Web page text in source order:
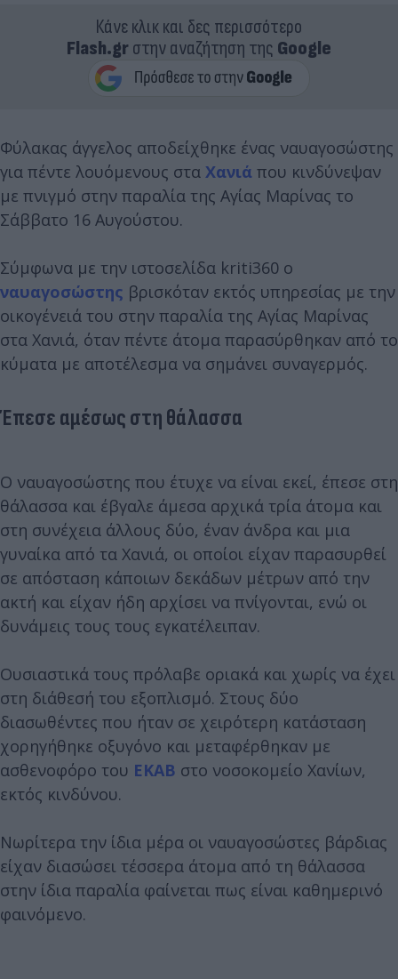
Κάνε κλικ και δες περισσότερο
Flash.grστην αναζήτηση της Google
Φύλακας άγγελος αποδείχθηκε ένας ναυαγοσώστης
για πέντε λουόμενους στα Χανιά που κινδύνεψαν
με πνιγμό στην παραλία της Αγίας Μαρίνας το
Σάββατο 16 Αυγούστου.
Σύμφωνα με την ιστοσελίδα kriti360 ο
ναυαγοσώστης βρισκόταν εκτός υπηρεσίας με την
οικογένειά του στην παραλία της Αγίας Μαρίνας
στα Χανιά, όταν πέντε άτομα παρασύρθηκαν από το
κύματα με αποτέλεσμα να σημάνει συναγερμός.
Έπεσε αμέσως στη θάλασσα
Ο ναυαγοσώστης που έτυχε να είναι εκεί, έπεσε στη
θάλασσα και έβγαλε άμεσα αρχικά τρία άτομα και
στη συνέχεια άλλους δύο, έναν άνδρα και μια
γυναίκα από τα Χανιά, οι οποίοι είχαν παρασυρθεί
σε απόσταση κάποιων δεκάδων μέτρων από την
ακτή και είχαν ήδη αρχίσει να πνίγονται, ενώ οι
δυνάμεις τους τους εγκατέλειπαν.
Ουσιαστικά τους πρόλαβε οριακά και χωρίς να έχει
στη διάθεσή του εξοπλισμό. Στους δύο
διασωθέντες που ήταν σε χειρότερη κατάσταση
χορηγήθηκε οξυγόνο και μεταφέρθηκαν με
ασθενοφόρο του ΕΚΑΒ στο νοσοκομείο Χανίων,
εκτός κινδύνου.
Νωρίτερα την ίδια μέρα οι ναυαγοσώστες βάρδιας
είχαν διασώσει τέσσερα άτομα από τη θάλασσα
στην ίδια παραλία φαίνεται πως είναι καθημερινό
φαινόμενο.